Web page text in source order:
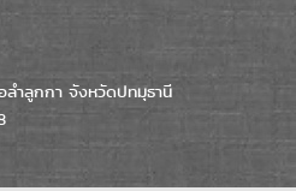
ลำลูกกา จังหวัดปทมุธานี